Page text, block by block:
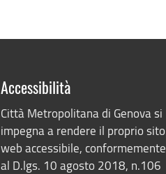
Accessibilità
Città Metropolitana di Genova si
impegna a rendere il proprio sito
web accessibile, conformemente
al D.lgs. 10 agosto 2018, n.106